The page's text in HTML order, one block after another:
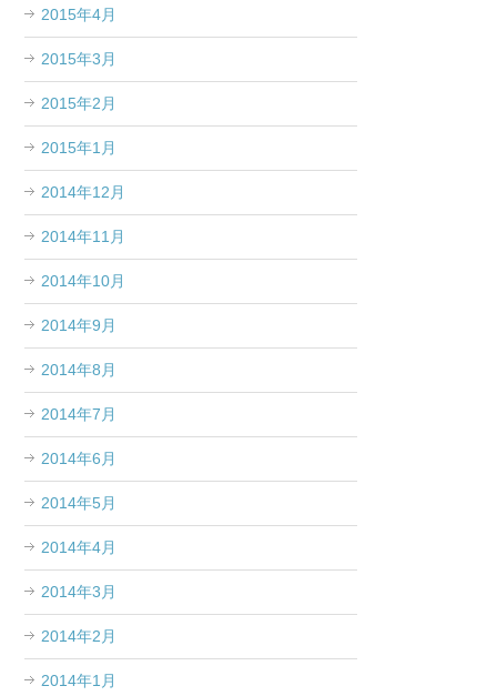
2015年4月
2015年3月
2015年2月
2015年1月
2014年12月
2014年11月
2014年10月
2014年9月
2014年8月
2014年7月
2014年6月
2014年5月
2014年4月
2014年3月
2014年2月
2014年1月